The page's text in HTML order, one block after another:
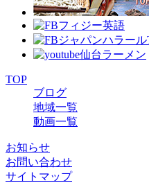
TOP
ブログ
地域一覧
動画一覧
お知らせ
お問い合わせ
サイトマップ